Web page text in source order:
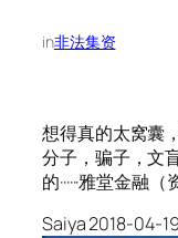
in非法集资
想得真的太窝囊，
分子，骗子，文
的······雅堂金
Saiya 2018-04-